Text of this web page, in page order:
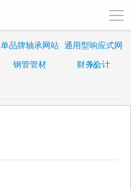
单品牌轴承网站 通用型响应式网
站
钢管管材
财务会计